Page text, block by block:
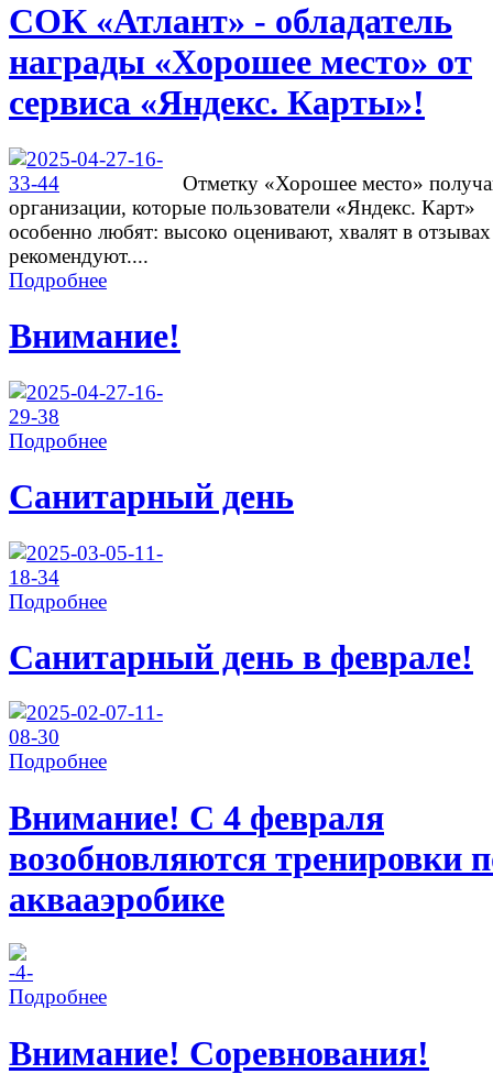
СОК «Атлант» - обладатель
награды «Хорошее место» от
сервиса «Яндекс. Карты»!
Отметку «Хорошее место»
организации, которые пользователи «Яндекс. Карт»
особенно любят: высоко оценивают, хвалят в
рекомендуют....
Подробнее
Внимание!
Подробнее
Санитарный день
Подробнее
Санитарный день в феврале!
Подробнее
Внимание! С 4 февраля
возобновляются тренировки
аквааэробике
Подробнее
Внимание! Соревнования!